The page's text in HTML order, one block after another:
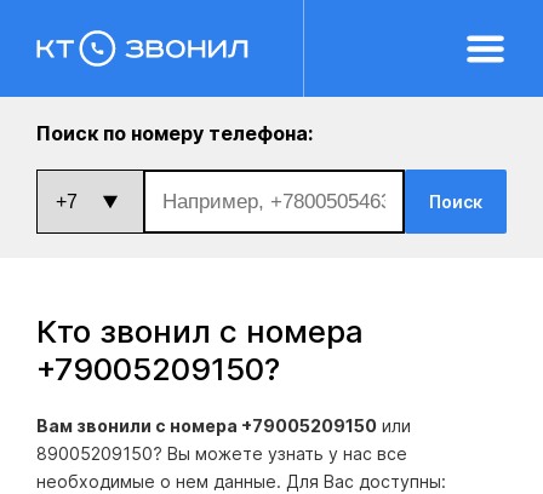
Поиск по номеру телефона:
Поиск
Кто звонил с номера
+79005209150?
Вам звонили с номера +79005209150 или
89005209150? Вы можете узнать у нас все
необходимые о нем данные. Для Вас доступны: